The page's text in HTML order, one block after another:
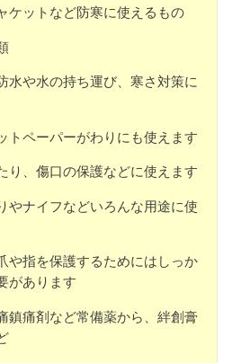
ケットなど防寒に使えるもの
水や水の持ち運び、寒さ対策に
トペーパーがわりにも使えます
り、傷口の保護などに使えます
やナイフなどいろんな用途に使
や指を保護するためにはしっか
があります
鎮痛剤など常備薬から、絆創膏